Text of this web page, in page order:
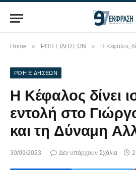
Home » ΡΟΗ ΕΙΔΗΣΕΩΝ » Η Κέφαλος δίνει
ΡΟΗ ΕΙΔΗΣΕΩΝ
Η Κέφαλος δίνει
εντολή στο
και τη Δύναμη
30/09/2023 Δεν υπάρχουν Σχόλια